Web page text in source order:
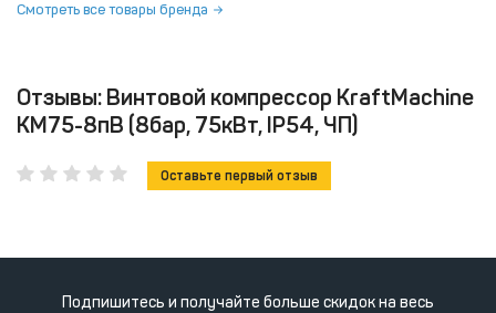
Смотреть все товары бренда
Отзывы: Винтовой компрессор KraftMachine
KM75-8пВ (8бар, 75кВт, IP54, ЧП)
Оставьте первый отзыв
Подпишитесь и получайте больше скидок на весь